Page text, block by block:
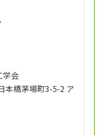
学会
本橋茅場町3-5-2 ア